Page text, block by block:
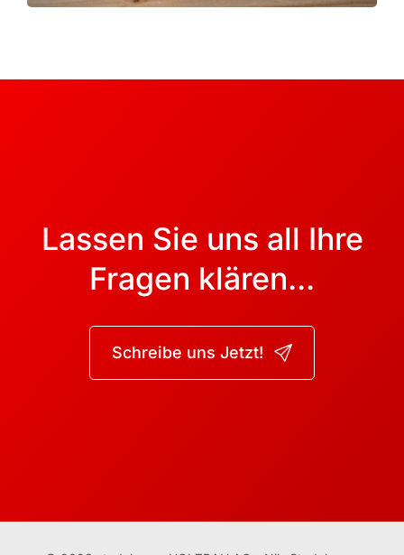
Lassen Sie uns all Ihre
Fragen klären...
Schreibe uns Jetzt!